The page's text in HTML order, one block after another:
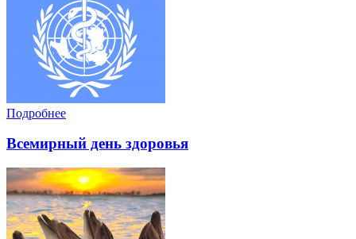
Подробнее
Всемирный день здоровья